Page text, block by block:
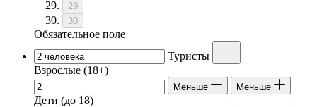
29
30
Обязательное поле
Туристы
Взрослые (18+)
Меньше Меньше
Дети (до 18)